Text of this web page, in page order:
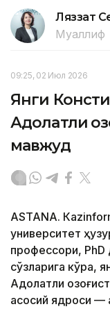
Ляззат
Муаллиф
09:25, 02 Июл 2026
Янги
Адолатли
мавжуд
ASTANА.
университет
профессори,
сўзларига кўра,
Адолатли
асосий ядроси —